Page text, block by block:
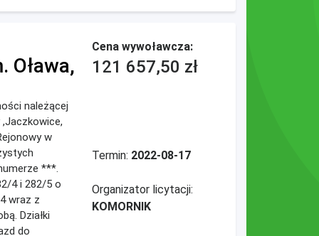
Oława,
należącej
w
***.
4 i 282/5 o
wraz z
Działki
do
Cena wywoławcza:
121 657,50 zł
Termin: 2022-08-17
Organizator licytacji:
KOMORNIK